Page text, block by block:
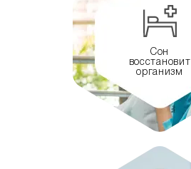
Сон
восстановит
организм